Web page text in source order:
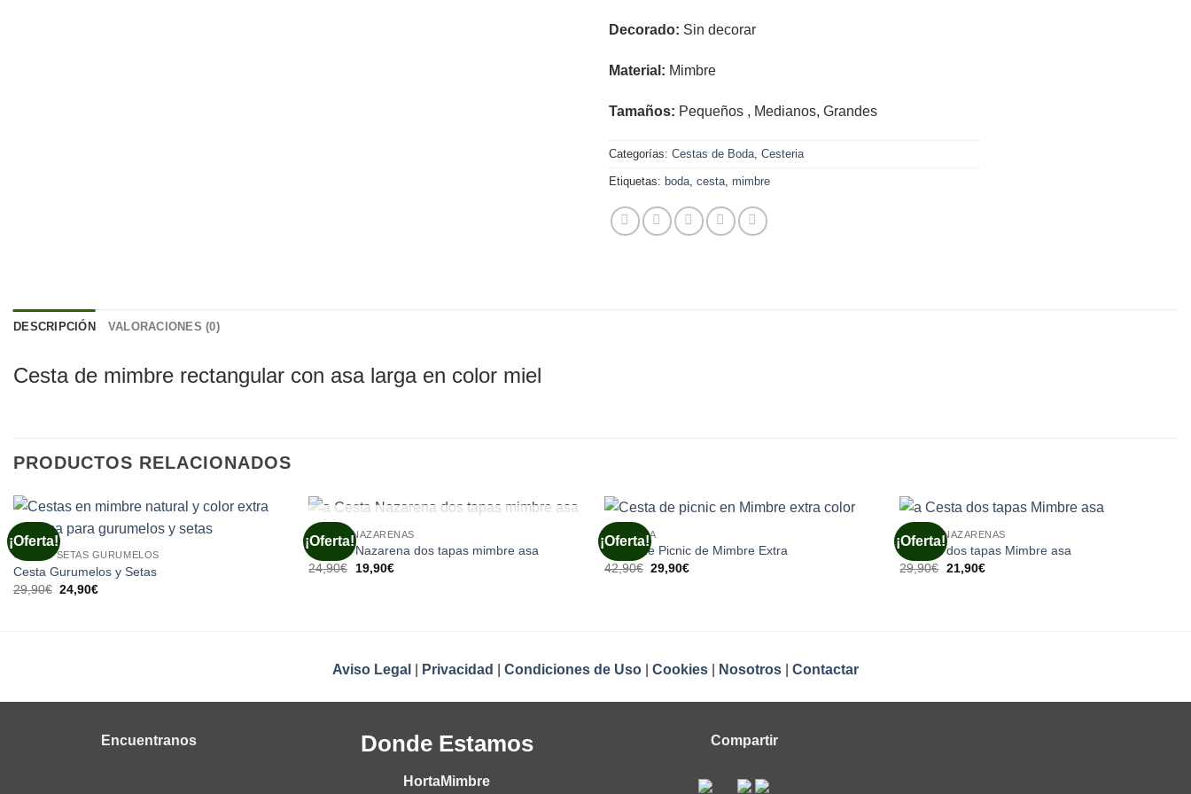
Decorado: Sin decorar
Material: Mimbre
Tamaños: Pequeños , Medianos, Grandes
Categorías: Cestas de Boda, Cesteria
Etiquetas: boda, cesta, mimbre
DESCRIPCIÓN VALORACIONES (0)
Cesta de mimbre rectangular con asa larga en color miel
PRODUCTOS RELACIONADOS
¡Oferta!
CESTAS SETAS GURUMELOS
Cesta Gurumelos y Setas
29,90€ El
24,90€El
¡Oferta! SIN EXISTENCIAS
CESTAS NAZARENAS
a Cesta Nazarena dos tapas mimbre asa
24,90€
El
19,90€El
¡Oferta!
CESTERIA
Cesta de Picnic de Mimbre Extra
42,90€ El
29,90€El
¡Oferta!
CESTAS NAZARENAS
a Cesta dos tapas Mimbre asa
29,90€ El
21,90€El
Aviso Legal Privacidad Condiciones de Uso Cookies Nosotros Contactar
Encuentranos Donde Estamos
HortaMimbre
Compartir